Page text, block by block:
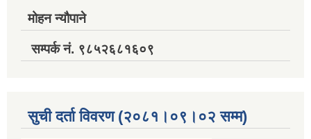
मोहन न्यौपाने
सम्पर्क नं. ९८५२६८१६०९
सुची दर्ता विवरण (२०८१।०९।०२ सम्म)